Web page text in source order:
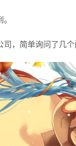
司，简单询问了几